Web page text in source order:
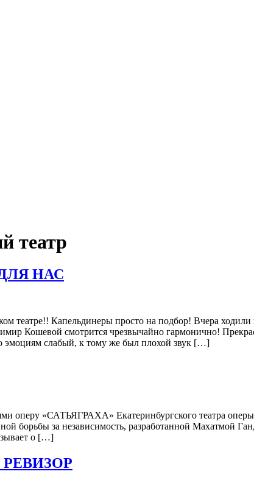
театр
НАС
театре!! Капельдинеры просто на подбор! Вчера
Кошевой смотрится чрезвычайно гармонично!
эмоциям слабый, к тому же был плохой звук […]
оперу «САТЬЯГРАХА» Екатеринбургского театра
борьбы за независимость, разработанной
о […]